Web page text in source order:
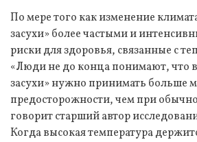
По мере того как изменение
засухи» более частыми и
риски для здоровья, связанные с
«Люди не до конца понимают, что
засухи» нужно принимать больше
предосторожности, чем при
говорит старший автор
Когда высокая температура